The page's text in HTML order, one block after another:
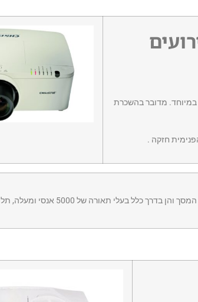
איכותיים במיוחד. מדובר בהשכרת
חזקה .
השכרת מקרנים אלה נועדו לתת פתרון לאירועים של קהל